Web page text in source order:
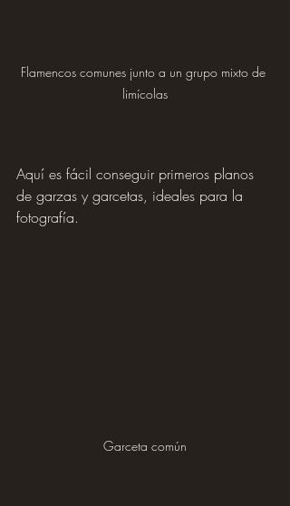
Flamencos comunes junto a un grupo mixto de
limícolas
Aquí es fácil conseguir primeros planos
de garzas y garcetas, ideales para la
fotografía.
Garceta común